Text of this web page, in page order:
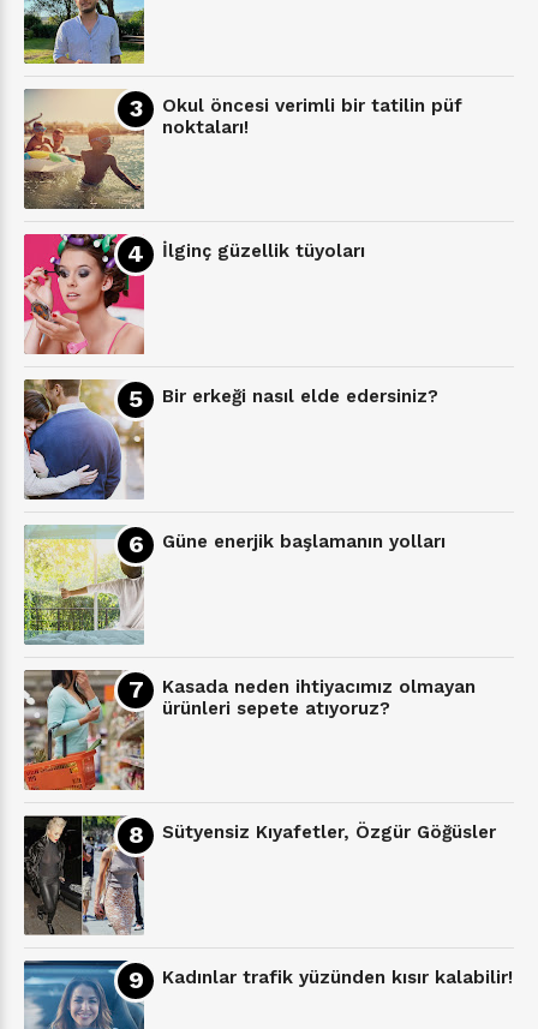
Okul öncesi verimli bir tatilin püf
noktaları!
İlginç güzellik tüyoları
Bir erkeği nasıl elde edersiniz?
Güne enerjik başlamanın yolları
Kasada neden ihtiyacımız olmayan
ürünleri sepete atıyoruz?
Sütyensiz Kıyafetler, Özgür Göğüsler
Kadınlar trafik yüzünden kısır kalabilir!